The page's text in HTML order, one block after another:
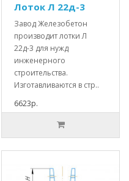
Лоток Л 22д-3
Завод Железобетон
производит лотки Л
22д-3 для нужд
инженерного
строительства.
Изготавливаются в стр..
6623р.